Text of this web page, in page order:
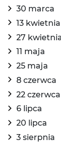
30 marca
13 kwietnia
27
11 maja
25 maja
8 czerwca
22 czerwca
6 lipca
20 lipca
3 sierpnia